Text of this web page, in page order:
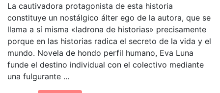
La cautivadora protagonista de esta historia
constituye un nostálgico álter ego de la autora, que se
llama a sí misma «ladrona de historias» precisamente
porque en las historias radica el secreto de la vida y el
mundo. Novela de hondo perfil humano, Eva Luna
funde el destino individual con el colectivo mediante
una fulgurante ...